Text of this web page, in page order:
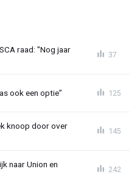
raad: "Nog jaar
37
ook een optie” 125
knoop door over
145
naar Union en
242